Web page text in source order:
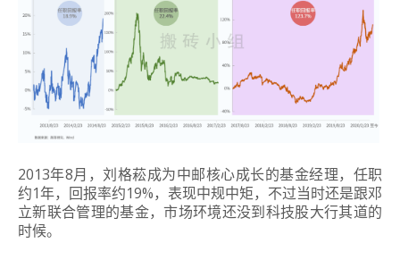
2013年8月，刘格菘成为中邮核心成长的基金经理，任职
约1年，回报率约19%，表现中规中矩，不过当时还是跟邓
立新联合管理的基金，市场环境还没到科技股大行其道的
时候。